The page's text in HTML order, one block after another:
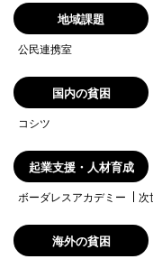
地域課題
公民連携室
国内の貧困
コシツ
起業支援・人材育成
ボーダレスアカデミー 次
海外の貧困